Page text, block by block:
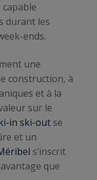
durant les
ends.
une
construction, à
et à la
sur le
in ski-out se
et un
s’inscrit
que